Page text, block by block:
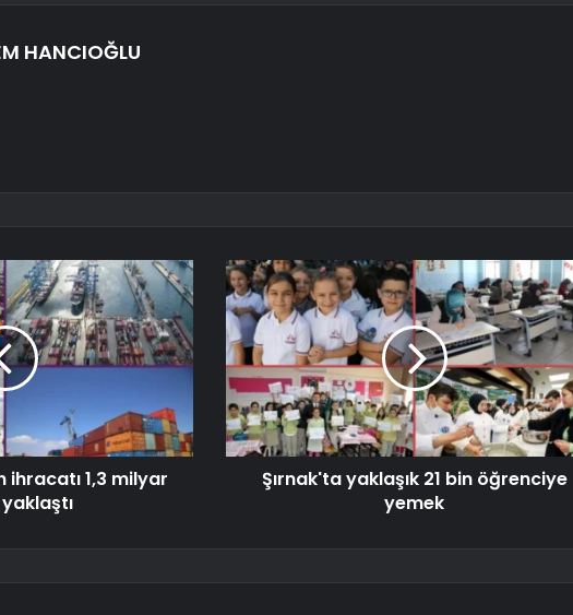
HANCIOĞLU
1,3 milyar
Şırnak'ta yaklaşık 21 bin öğrenciye
yemek